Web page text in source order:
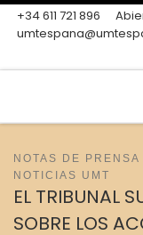
Skip to content
+34 611 721 896
NOTAS DE PRENSA
NOTICIAS UMT
EL TRIBUNAL
SOBRE LOS